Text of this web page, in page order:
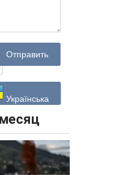
Отправить
Українська